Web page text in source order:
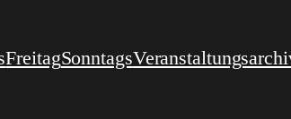
FreitagSonntags